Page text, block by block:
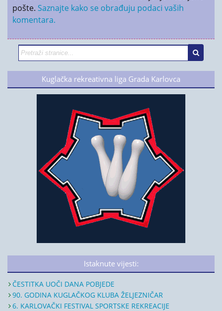
pošte. Saznajte kako se obrađuju podaci vaših
komentara.
Kuglačka rekreativna liga Grada Karlovca
Istaknute vijesti:
ČESTITKA UOČI DANA POBJEDE
90. GODINA KUGLAČKOG KLUBA ŽELJEZNIČAR
6. KARLOVAČKI FESTIVAL SPORTSKE REKREACIJE